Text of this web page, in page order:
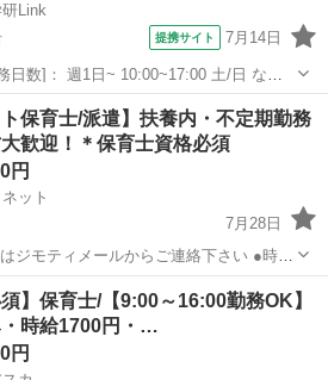
Link
提携サイト 7月14日
イオンモール浦和美園内】（株式会
講師
ト保育士/派遣】扶養内・不定期勤務
歓迎！＊保育士資格必須
円
ット
7月28日
円+地域手当300円～700円 （＊早遅
＊経験状況による...
保育士 スポット
須】保育士/【9:00～16:00勤務OK】
時給1700円・…
円